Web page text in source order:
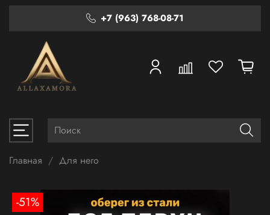
+7 (963) 768-08-71
Главная Для него
-51%